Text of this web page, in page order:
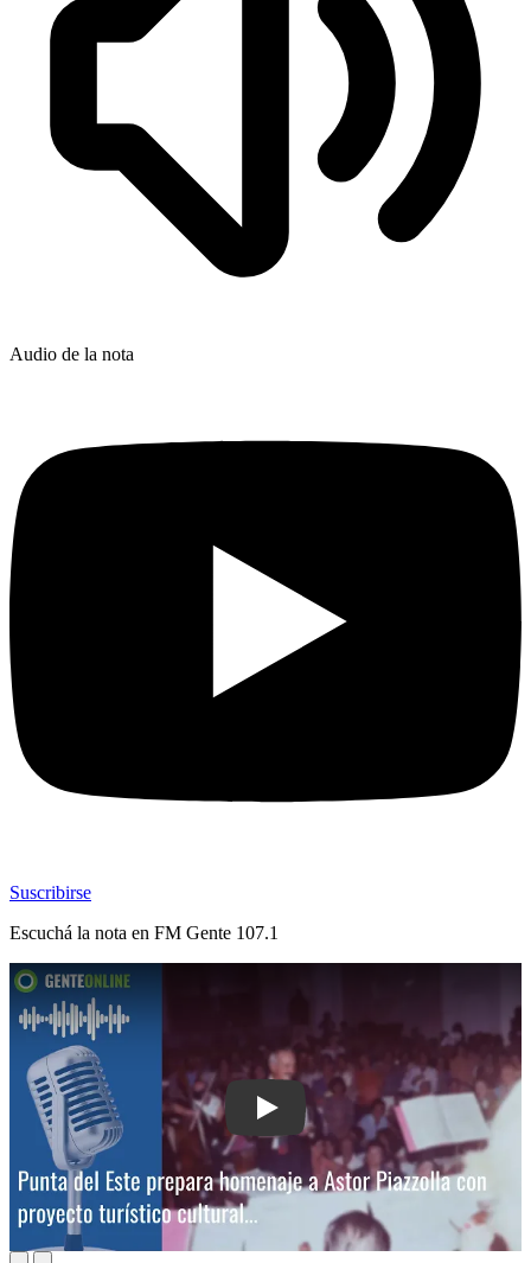
Audio de la nota
Suscribirse
Escuchá la nota en FM Gente 107.1
Play: Punta del Este prepara